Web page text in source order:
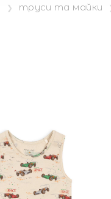
труси та майки